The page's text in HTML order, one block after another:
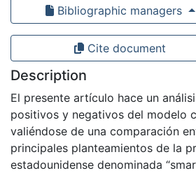
Bibliographic managers
Cite document
Description
El presente artículo hace un
positivos y negativos del modelo
valiéndose de una comparación
principales planteamientos de la
estadounidense denominada